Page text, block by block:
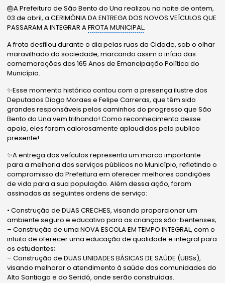
🎂A Prefeitura de São Bento do Una realizou na noite de ontem,
03 de abril, a CERIMÔNIA DA ENTREGA DOS NOVOS VEÍCULOS QUE
PASSARAM A INTEGRAR AFROTA MUNICIPAL.
A frota desfilou durante o dia pelas ruas da Cidade, sob o olhar
maravilhado da sociedade, marcando assim o início das
comemorações dos 165 Anos de Emancipação Política do
Município.
✨Esse momento histórico contou com a presença ilustre dos
Deputados Diogo Moraes e Felipe Carreras, que têm sido
grandes responsáveis pelos caminhos do progresso que São
Bento do Una vem trilhando! Como reconhecimento desse
apoio, eles foram calorosamente aplaudidos pelo publico
presente!
✨A entrega dos veículos representa um marco importante
para a melhoria dos serviços públicos no Município, refletindo o
compromisso da Prefeitura em oferecer melhores condições
de vida para a sua população. Além dessa ação, foram
assinadas as seguintes ordens de serviço:
• Construção de DUAS CRECHES, visando proporcionar um
ambiente seguro e educativo para as crianças são-bentenses;
– Construção de uma NOVA ESCOLA EM TEMPO INTEGRAL, com o
intuito de oferecer uma educação de qualidade e integral para
os estudantes;
– Construção de DUAS UNIDADES BÁSICAS DE SAÚDE (UBSs),
visando melhorar o atendimento à saúde das comunidades do
Alto Santiago e do Seridó, onde serão construídas.